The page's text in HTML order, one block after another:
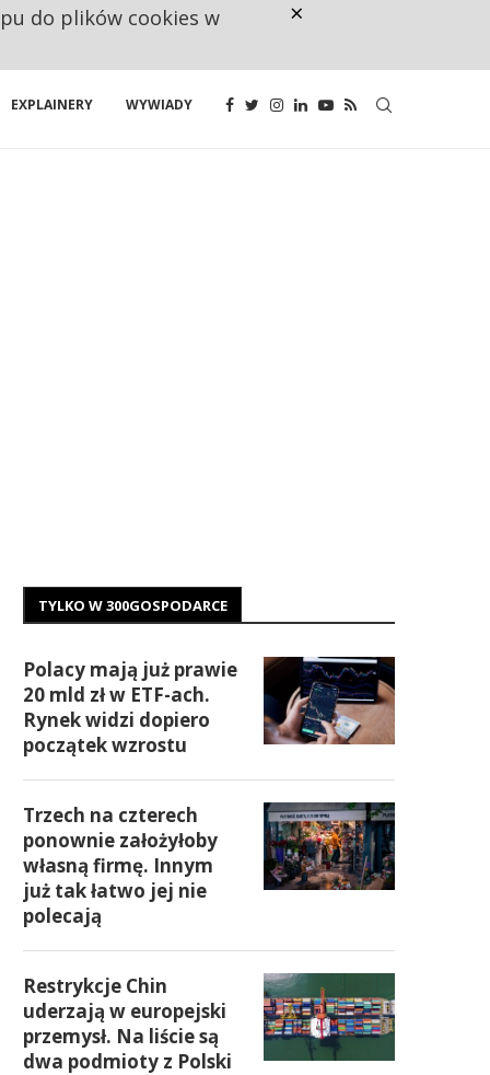
EXPLAINERY WYWIADY
TYLKO W 300GOSPODARCE
Polacy mają już prawie
20 mld zł w ETF-ach.
Rynek widzi dopiero
początek wzrostu
Trzech na czterech
ponownie założyłoby
własną firmę. Innym
już tak łatwo jej nie
polecają
Restrykcje Chin
uderzają w europejski
przemysł. Na liście są
dwa podmioty z Polski
do plików cookies w ×